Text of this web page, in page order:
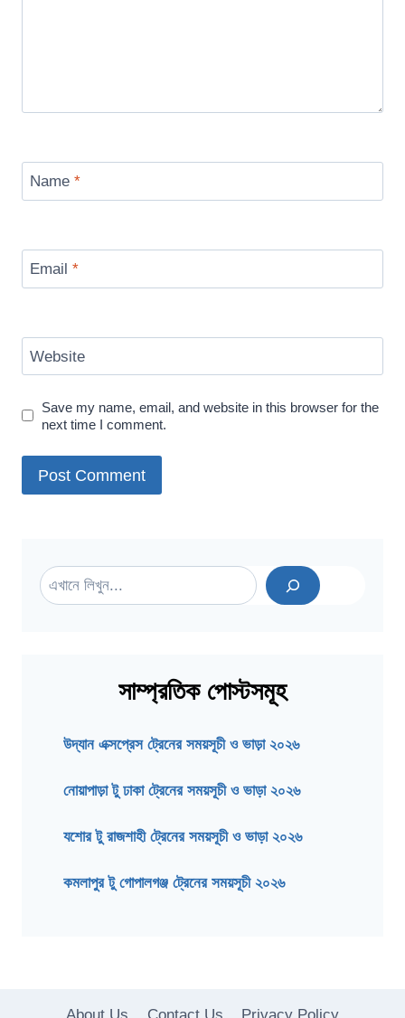
Name *
Email *
Website
Save my name, email, and website in this browser for the
next time I comment.
Search
সাম্প্রতিক পোস্টসমূহ
উদ্যান এক্সপ্রেস ট্রেনের সময়সূচী ও ভাড়া ২০২৬
নোয়াপাড়া টু ঢাকা ট্রেনের সময়সূচী ও ভাড়া ২০২৬
যশোর টু রাজশাহী ট্রেনের সময়সূচী ও ভাড়া ২০২৬
কমলাপুর টু গোপালগঞ্জ ট্রেনের সময়সূচী ২০২৬